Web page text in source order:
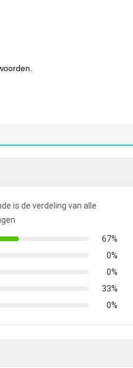
is de verdeling van alle
67%
0%
0%
33%
0%